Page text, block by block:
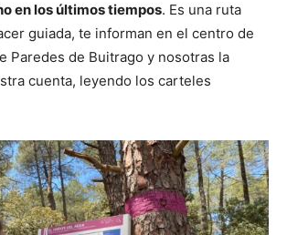
en los últimos tiempos. Es una ruta
guiada, te informan en el centro de
Paredes de Buitrago y nosotras la
cuenta, leyendo los carteles